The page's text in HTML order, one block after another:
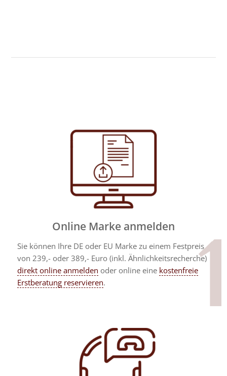
Online Marke anmelden
Sie können Ihre DE oder EU Marke zu einem Festpreis
von 239,- oder 389,- Euro (inkl. Ähnlichkeitsrecherche)
direkt online anmelden oder online eine kostenfreie
Erstberatung reservieren.